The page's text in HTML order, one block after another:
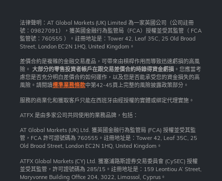
法律聲明：AT Global Markets (UK) Limited 為一家英國公司（公司註冊
號：09827091），獲英國金融行為監管局（FCA）授權並受其監管（ FCA
監管號：760555 ）。註冊地址是：Tower 42, Leaf 35C, 25 Old Broad
Street, London EC2N 1HQ, United Kingdom。
差價合約是複雜的金融交易產品，可帶來由槓桿作用而導致迅速虧損的高風
險。 大部分的零售投資者帳戶在跟交易差價合約時錄得資金虧損 。您應當考
慮您是否充分明白差價合約如何運作，以及您是否能承受您的資金損失的高
風險。請閱讀標準業務條款中第42-45頁上完整的風險披露政策部分。
服務的商業化和獲取客戶只能在西班牙由經授權的實體或綁定代理實施。
ATFX 是由多家公司共同使用的業務品牌，包括：
AT Global Markets (UK) Ltd. 獲英國金融行為監管局 (FCA) 授權並受其監
管，FCA 許可證號碼為 760555。註冊地址是：Tower 42, Leaf 35C, 25
Old Broad Street, London EC2N 1HQ, United Kingdom。
ATFX Global Markets (CY) Ltd. 獲塞浦路斯證券交易委員會 (CySEC) 授權
並受其監管，許可證號碼為 285/15。註冊地址是：159 Leontiou A’ Street,
Maryvonne Building Office 204, 3022, Limassol, Cyprus。